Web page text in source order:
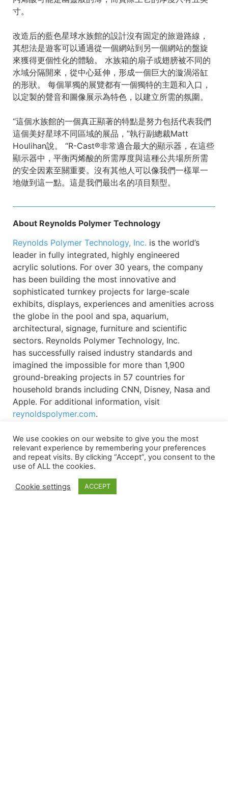
寸。
改造后的藍色星球水族館的設計沒有固定的旅遊路線，
其想法是遊客可以通過從一個網站到另一個網站的盤旋
來獲得更個性化的體驗。 水族箱的扇子或翅膀被不同的
水域分隔開來，從中心延伸，形成一個巨大的漩渦浴缸
的形狀。 每個單獨的展覽都有一個獨特的主題和入口，
以定製的聲音和圖像展示為特色，以建立所需的氛圍。
“這個水族館的一個真正顯著的特點是努力包括代表我們
這個美好星球不同區域的展品，”執行副總裁Matt
Houlihan說。 “R-Cast®非常適合最大的顯示器，在這些
顯示器中，平衡丙烯酸的所需厚度與這種公共場所所需
的安全因素至關重要。沒有其他人可以像我們一樣單一
地做到這一點。這是我們最出名的項目類型。
About Reynolds Polymer Technology
Reynolds Polymer Technology, Inc. is the world’s
leader in fully integrated, highly engineered
acrylic solutions. For over 30 years, the company
has been building the most innovative and
sophisticated turnkey projects for large-scale
exhibits, displays, experiences and amenities across
the globe in the pool and spa, aquarium,
architectural, signage, furniture and scientific
sectors. Reynolds Polymer Technology, Inc.
has successfully raised industry standards and
imagined the impossible for more than 1,900
ground-breaking projects in 57 countries for
household brands including CNN, Disney, Nasa and
Apple. For additional information, visit
reynoldspolymer.com.
地點
We use cookies on our website to give you the most
relevant experience by remembering your preferences
and repeat visits. By clicking “Accept”, you consent to the
use of ALL the cookies.
Cookie settings ACCEPT